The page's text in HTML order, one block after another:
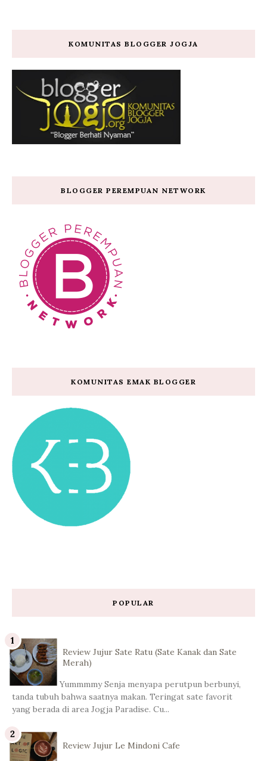
KOMUNITAS BLOGGER JOGJA
BLOGGER PEREMPUAN NETWORK
KOMUNITAS EMAK BLOGGER
POPULAR
Review Jujur Sate Ratu (Sate Kanak dan Sate
Merah)
Yummmmy Senja menyapa perutpun berbunyi,
tanda tubuh bahwa saatnya makan. Teringat sate favorit
yang berada di area Jogja Paradise. Cu...
Review Jujur Le Mindoni Cafe